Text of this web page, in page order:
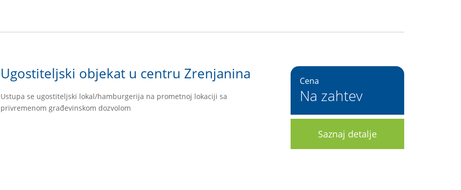
Ugostiteljski objekat u centru Zrenjanina
Ustupa se ugostiteljski lokal/hamburgerija na prometnoj lokaciji sa
privremenom građevinskom dozvolom
Cena
Na zahtev
Saznaj detalje